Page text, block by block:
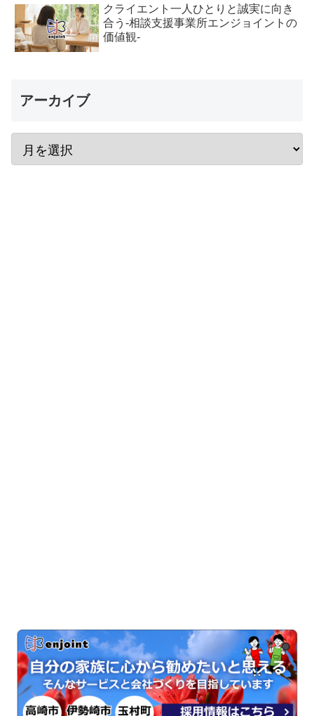
クライエント一人ひとりと誠実に向き
合う-相談支援事業所エンジョイントの
価値観-
アーカイブ